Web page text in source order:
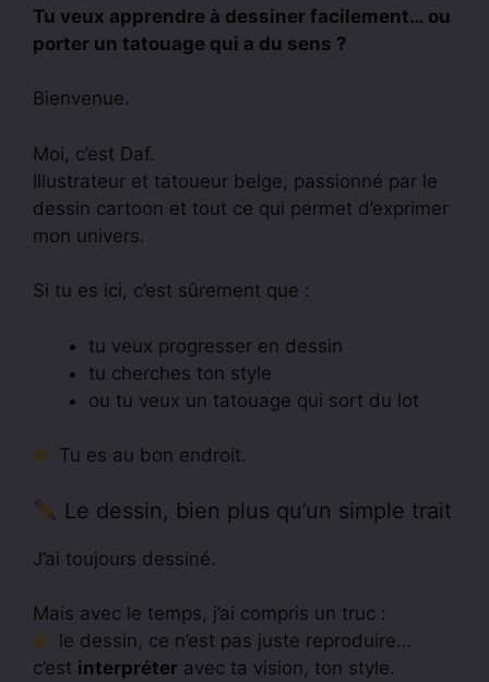
Tu veux apprendre à dessiner facilement… ou
porter un tatouage qui a du sens ?
Bienvenue.
Moi, c’est Daf.
Illustrateur et tatoueur belge, passionné par le
dessin cartoon et tout ce qui permet d’exprimer
mon univers.
Si tu es ici, c’est sûrement que :
tu veux progresser en dessin
tu cherches ton style
ou tu veux un tatouage qui sort du lot
Tu es au bon endroit.
Le dessin, bien plus qu’un simple trait
J’ai toujours dessiné.
Mais avec le temps, j’ai compris un truc :
le dessin, ce n’est pas juste reproduire…
c’est interpréter avec ta vision, ton style.